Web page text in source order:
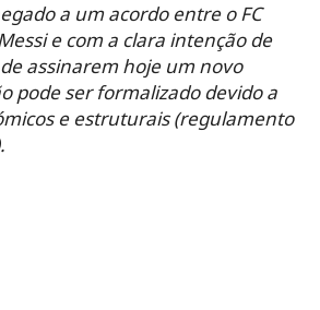
a um acordo entre o FC
e com a clara intenção de
assinarem hoje um novo
pode ser formalizado devido a
e estruturais (regulamento